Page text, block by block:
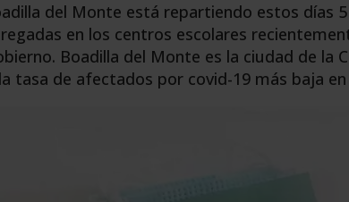
del Monte está repartiendo estos días
en los centros escolares
Boadilla del Monte es la ciudad de la
tasa de afectados por covid-19 más baja